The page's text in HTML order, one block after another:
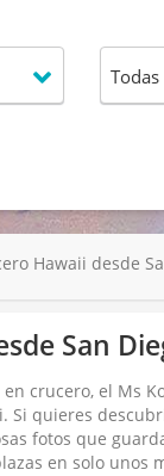
Hawaii desde
San
en crucero, el Ms
Si quieres
fotos que
en solo unos